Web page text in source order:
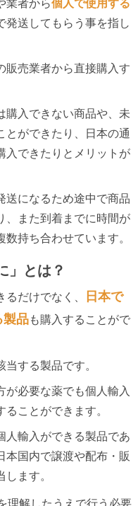
業者から個人で使用する
発送してもらう事を指し
販売業者から直接購入す
購入できない商品や、未
とができたり、日本の通
入できたりとメリットが
送になるため途中で商品
、また到着までに時間が
持ち合わせています。
」とは？
だけでなく、
日本で
製品も購入することがで
する製品です。
が必要な薬でも個人輸入
ことができます。
人輸入ができる製品であ
本国内で譲渡や配布・販
します。